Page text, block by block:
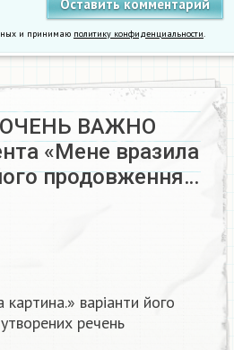
и принимаю политику конфиденциальности.
ВАЖНО
«Мене вразила
продовження…
варіанти його
речень